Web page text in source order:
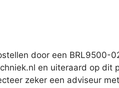
door een BRL9500-
en uiteraard op
zeker een adviseur